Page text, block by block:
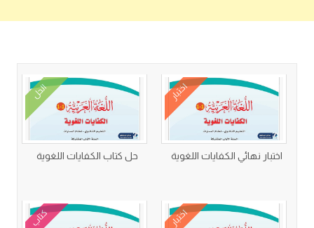
اختبار
اختبار نهائي الكفايات اللغوية
الحل
حل كتاب الكفايات اللغوية
اختبار كتاب